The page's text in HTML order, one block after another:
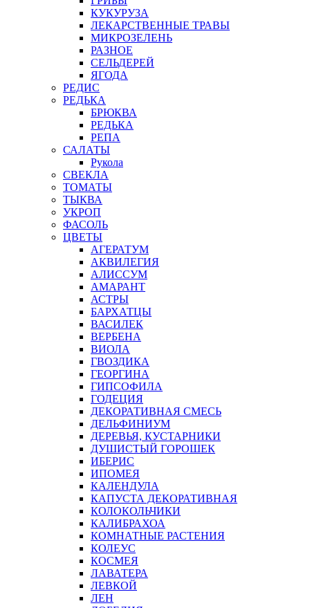
КУКУРУЗА
ЛЕКАРСТВЕННЫЕ ТРАВЫ
МИКРОЗЕЛЕНЬ
РАЗНОЕ
СЕЛЬДЕРЕЙ
ЯГОДА
РЕДИС
РЕДЬКА
БРЮКВА
РЕДЬКА
РЕПА
САЛАТЫ
Рукола
СВЕКЛА
ТОМАТЫ
ТЫКВА
УКРОП
ФАСОЛЬ
ЦВЕТЫ
АГЕРАТУМ
АКВИЛЕГИЯ
АЛИССУМ
АМАРАНТ
АСТРЫ
БАРХАТЦЫ
ВАСИЛЕК
ВЕРБЕНА
ВИОЛА
ГВОЗДИКА
ГЕОРГИНА
ГИПСОФИЛА
ГОДЕЦИЯ
ДЕКОРАТИВНАЯ СМЕСЬ
ДЕЛЬФИНИУМ
ДЕРЕВЬЯ, КУСТАРНИКИ
ДУШИСТЫЙ ГОРОШЕК
ИБЕРИС
ИПОМЕЯ
КАЛЕНДУЛА
КАПУСТА ДЕКОРАТИВНАЯ
КОЛОКОЛЬЧИКИ
КАЛИБРАХОА
КОМНАТНЫЕ РАСТЕНИЯ
КОЛЕУС
КОСМЕЯ
ЛАВАТЕРА
ЛЕВКОЙ
ЛЕН